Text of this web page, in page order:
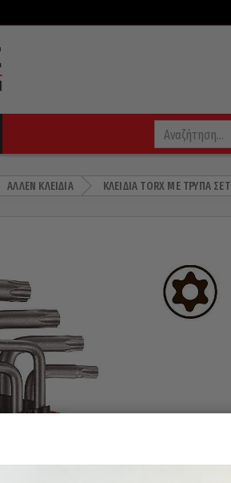
ΆΛΛΕΝ ΚΛΕΙΔΙΆ ΚΛΕΙΔΙΆ TORX ΜΕ ΤΡΎΠΑ ΣΕΤ